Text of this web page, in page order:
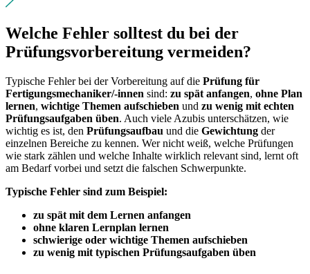
Welche Fehler solltest du bei der
Prüfungsvorbereitung vermeiden?
Typische Fehler bei der Vorbereitung auf die Prüfung für
Fertigungsmechaniker/-innen sind: zu spät anfangen, ohne Plan
lernen, wichtige Themen aufschieben und zu wenig mit echten
Prüfungsaufgaben üben. Auch viele Azubis unterschätzen, wie
wichtig es ist, den Prüfungsaufbau und die Gewichtung der
einzelnen Bereiche zu kennen. Wer nicht weiß, welche Prüfungen
wie stark zählen und welche Inhalte wirklich relevant sind, lernt oft
am Bedarf vorbei und setzt die falschen Schwerpunkte.
Typische Fehler sind zum Beispiel:
zu spät mit dem Lernen anfangen
ohne klaren Lernplan lernen
schwierige oder wichtige Themen aufschieben
zu wenig mit typischen Prüfungsaufgaben üben